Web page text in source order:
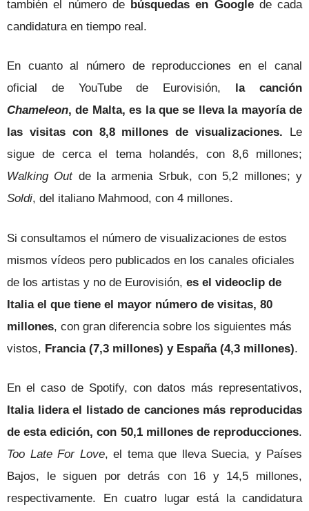
también el número de búsquedas en Googlede cada
candidatura en tiempo real.
En cuanto al número de reproducciones en el canal
oficial de YouTube de Eurovisión,
la canción
Chameleon, de Malta, es la que se lleva la mayoría de
las visitas con 8,8 millones de visualizaciones. Le
sigue de cerca el tema holandés, con 8,6 millones;
Walking Outde la armenia Srbuk, con 5,2 millones; y
Soldi, del italiano Mahmood, con 4 millones.
Si consultamos el número de visualizaciones de estos
mismos vídeos pero publicados en los canales oficiales
de los artistas y no de Eurovisión, es el videoclip de
Italia el que tiene el mayor número de visitas, 80
millones, con gran diferencia sobre los siguientes más
vistos, Francia (7,3 millones) y España (4,3 millones).
En el caso de Spotify, con datos más representativos,
Italia lidera el listado de canciones más reproducidas
de esta edición, con 50,1 millones de reproducciones.
Too Late For Love, el tema que lleva Suecia, y Países
Bajos, le siguen por detrás con 16 y 14,5 millones,
respectivamente. En cuatro lugar está la candidatura